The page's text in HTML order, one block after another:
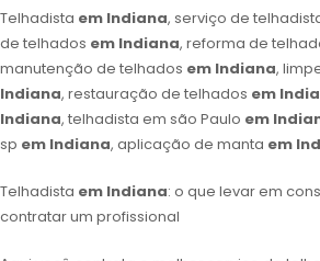
Telhadista em Indiana, serviço de
de telhados em Indiana, reforma de
manutenção de telhados em Indiana,
Indiana, restauração de telhados em
Indiana, telhadista em são Paulo em
sp em Indiana, aplicação de manta em
Telhadista em Indiana: o que levar em
contratar um profissional